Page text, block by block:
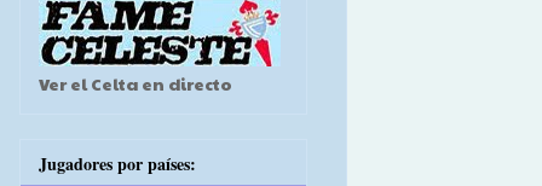
Ver el Celta en directo
Jugadores por países: